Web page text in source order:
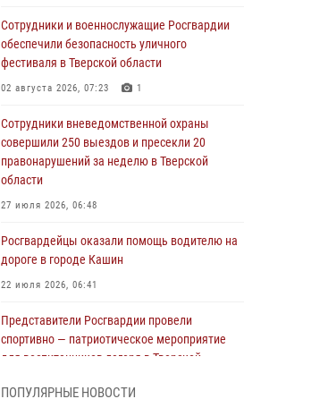
Сотрудники и военнослужащие Росгвардии
обеспечили безопасность уличного
фестиваля в Тверской области
02 августа 2026, 07:23 1
Сотрудники вневедомственной охраны
совершили 250 выездов и пресекли 20
правонарушений за неделю в Тверской
области
27 июля 2026, 06:48
Росгвардейцы оказали помощь водителю на
дороге в городе Кашин
22 июля 2026, 06:41
Представители Росгвардии провели
спортивно — патриотическое мероприятие
для воспитанников лагеря в Тверской
ПОПУЛЯРНЫЕ НОВОСТИ